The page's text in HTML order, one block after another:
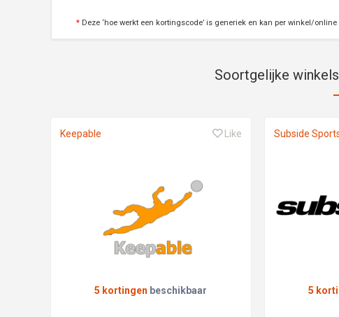
* Deze ‘hoe werkt een kortingscode’ is generiek en kan per winkel/
Soortgelijke
Keepable Like
5 kortingen beschikbaar
Subside
5